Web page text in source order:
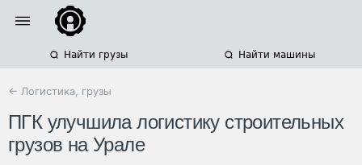
Найти грузы Найти машины
← Логистика, грузы
ПГК улучшила логистику строительных
грузов на Урале